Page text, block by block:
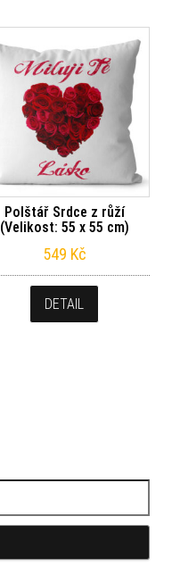
Polštář Srdce z růží
(Velikost: 55 x 55 cm)
549 Kč
DETAIL